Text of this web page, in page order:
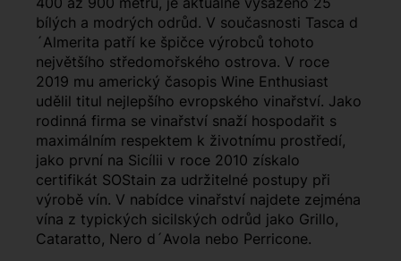
bílých a modrých odrůd. V současnosti Tasca d
´Almerita patří ke špičce výrobců tohoto
největšího středomořského ostrova. V roce
2019 mu americký časopis Wine Enthusiast
udělil titul nejlepšího evropského vinařství. Jako
rodinná firma se vinařství snaží hospodařit s
maximálním respektem k životnímu prostředí,
jako první na Sicílii v roce 2010 získalo
certifikát SOStain za udržitelné postupy při
výrobě vín. V nabídce vinařství najdete zejména
vína z typických sicilských odrůd jako Grillo,
Cataratto, Nero d´Avola nebo Perricone.